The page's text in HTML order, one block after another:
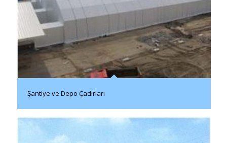
Şantiye ve Depo Çadırları